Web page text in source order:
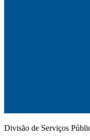
Divisão de Serviços